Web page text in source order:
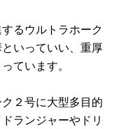
るウルトラホーク
いっていい、重厚
ています。
２号に大型多目的
ランジャーやドリ